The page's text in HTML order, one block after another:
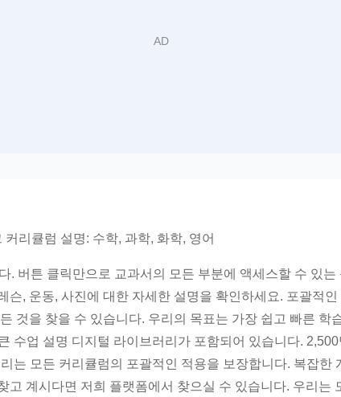
리큘럼 설명: 수학, 과학, 화학, 영어
. 버튼 클릭만으로 교과서의 모든 부분에 액세스할 수 있
슨, 운동, 사진에 대한 자세한 설명을 확인하세요. 포괄적
것을 찾을 수 있습니다. 우리의 목표는 가장 쉽고 빠른 학
수업 설명 디지털 라이브러리가 포함되어 있습니다.
는 모든 커리큘럼의 포괄적인 적용을 보장합니다. 복잡한
고 계시다면 저희 플랫폼에서 찾으실 수 있습니다. 우리는